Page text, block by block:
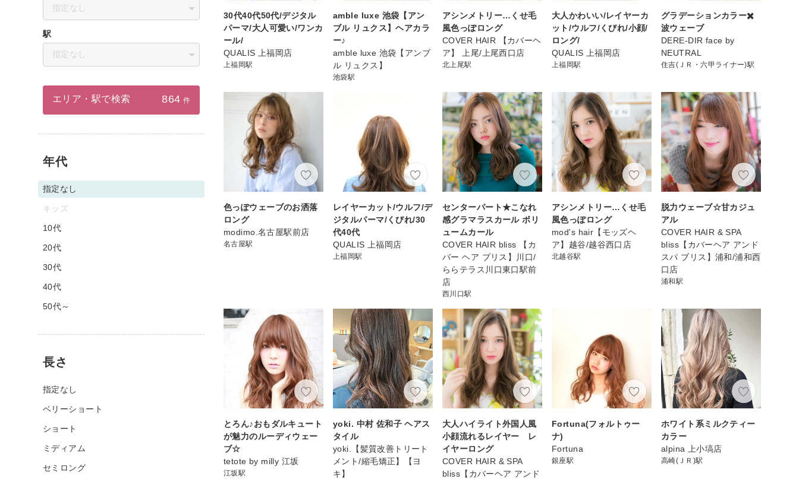
30代40代50代/デジタル
パーマ/大人可愛い/ワンカ
ール/
QUALIS 上福岡店
上福岡駅
amble luxe 池袋【アン
ブル リュクス】ヘアカラ
ー♪
amble luxe 池袋【アンブ
ル リュクス】
池袋駅
アシンメトリー…くせ毛
風色っぽロング
COVER HAIR 【カバーヘ
ア】 上尾/上尾西口店
北上尾駅
大人かわいい/レイヤーカ
ット/ウルフ/くびれ/小顔/
ロング/
QUALIS 上福岡店
上福岡駅
グラデーションカラー✖️
波ウェーブ
DERE-DIR face by
NEUTRAL
住吉(ＪＲ・六甲ライナー)駅
色っぽウェーブのお洒落
ロング
modimo.名古屋駅前店
名古屋駅
レイヤーカット/ウルフ/デ
ジタルパーマ/くびれ/30
代40代
QUALIS 上福岡店
上福岡駅
センターパート★こなれ
感グラマラスカール ボリ
ュームカール
COVER HAIR bliss 【カ
バー ヘア ブリス】川口/
ららテラス川口東口駅前
店
西川口駅
アシンメトリー…くせ毛
風色っぽロング
mod's hair【モッズヘ
ア】越谷/越谷西口店
北越谷駅
脱力ウェーブ☆甘カジュ
アル
COVER HAIR & SPA
bliss【カバーヘア アンド
スパ ブリス】浦和/浦和西
口店
浦和駅
とろん♪おもダルキュート
が魅力のルーディウェー
ブ☆
tetote by milly 江坂
江坂駅
yoki. 中村 佐和子 ヘアス
タイル
yoki.【髪質改善トリート
メント/縮毛矯正】【ヨ
キ】
大人ハイライト外国人風
小顔流れるレイヤー レ
イヤーロング
COVER HAIR & SPA
bliss【カバーヘア アンド
Fortuna(フォルトゥー
ナ)
Fortuna
銀座駅
ホワイト系ミルクティー
カラー
alpina 上小塙店
高崎(ＪＲ)駅
指定なし
駅
指定なし
エリア・駅で検索 864 件
年代
指定なし
キッズ
10代
20代
30代
40代
50代～
長さ
指定なし
ベリーショート
ショート
ミディアム
セミロング